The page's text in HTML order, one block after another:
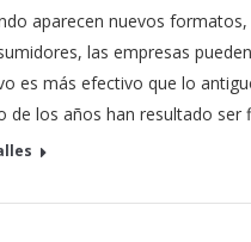
aparecen nuevos
las empresas
es más efectivo que lo
de los años han resultado